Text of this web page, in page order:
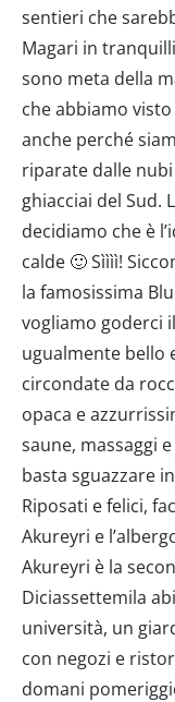
sentieri che
Magari in
sono meta della
che abbiamo
anche perché
riparate dalle
ghiacciai del Sud.
decidiamo che è
calde 🙂 Sìììì!
la famosissima
vogliamo goderci
ugualmente bello
circondate da
opaca e
saune, massaggi
basta sguazzare
Riposati e felici,
Akureyri e
Akureyri è la
Diciassettemila
università, un
con negozi e
domani